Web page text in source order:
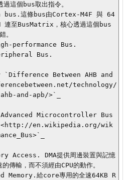
這個bus取出指令。
這條bus由Cortex-M4F 與 64
至BusMatrix，核心透過這個bus
performance Bus.
Bus.
考 `Difference Between AHB and
technology/
and-apb/>`_
`Advanced Microcontroller Bus
en.wikipedia.org/wik
Access. DMA提供周邊裝置與記憶
傳輸，而不須經由CPU的動作。
給core專用的全速64KB R